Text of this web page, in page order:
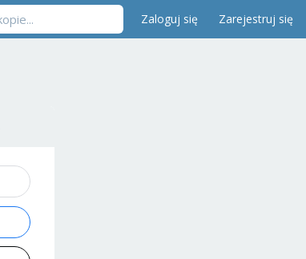
Zaloguj się Zarejestruj się